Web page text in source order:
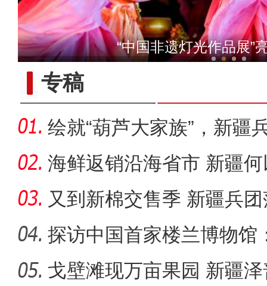
“阿克苏好地方·龟兹之美
新疆特克斯：阔克苏大峡
“中国非遗灯光作品展”
专稿
绘就“葫芦大家族”，新疆
迷烙
海鲜返销沿海省市 新疆
乡”？
又到新棉交售季 新疆兵
成效几何
探访中国首家楼兰博物馆
何？
戈壁滩现万亩果园 新疆泽